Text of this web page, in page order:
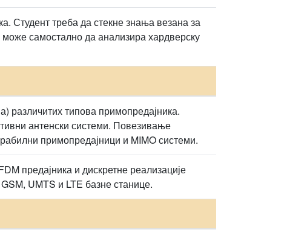
Студент треба да стекне знања везана за
самостално да анализира хардверску
различитих типова примопредајника.
антенски системи. Повезивање
примопредајници и MIMO системи.
предајника и дискретне реализације
UMTS и LTE базне станице.